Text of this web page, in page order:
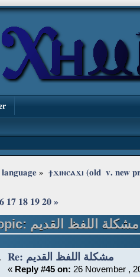
» ϯϫⲓⲛⲥⲁϫⲓ (old  v. new
17 18 19 20 »
Re: مشكلة اللفظ القديم
« Reply #45 on: 26 November ,